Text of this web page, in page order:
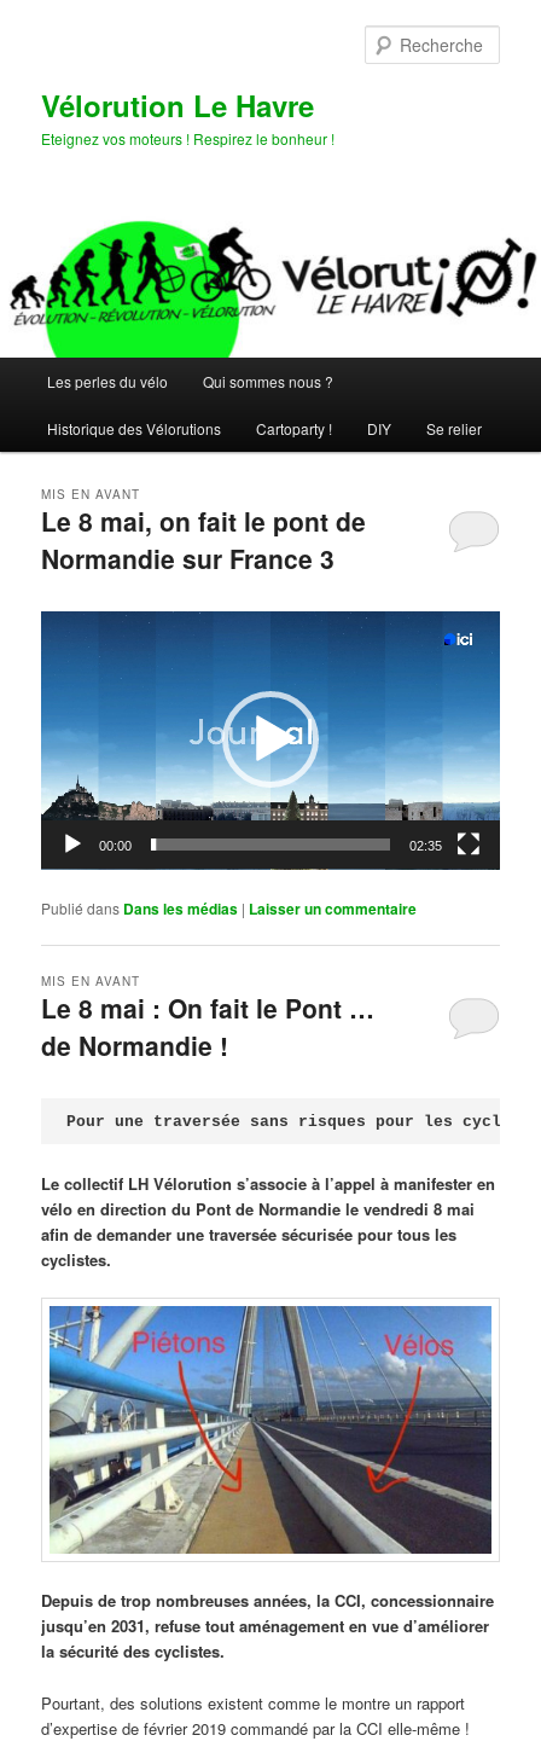
Vélorution Le Havre
Eteignez vos moteurs ! Respirez le bonheur !
principal
Les perles du vélo Qui sommes nous ?
Historique des Vélorutions Cartoparty ! DIY Se relier
Le 8 mai, on fait le pont de
Normandie sur France 3
MIS EN AVANT
00:00 02:35
Publié dans Dans les médias | Laisser un commentaire
Le 8 mai : On fait le Pont …
de Normandie !
MIS EN AVANT
Pour une traversée sans risques pour les
Le collectif LH Vélorution s’associe à l’appel à manifester en
vélo en direction du Pont de Normandie le vendredi 8 mai
afin de demander une traversée sécurisée pour tous les
cyclistes.
Depuis de trop nombreuses années, la CCI, concessionnaire
jusqu’en 2031, refuse tout aménagement en vue d’améliorer
la sécurité des cyclistes.
Pourtant, des solutions existent comme le montre un rapport
d’expertise de février 2019 commandé par la CCI elle-même !